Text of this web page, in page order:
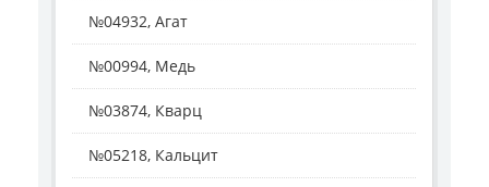
№04932, Агат
№00994, Медь
№03874, Кварц
№05218, Кальцит